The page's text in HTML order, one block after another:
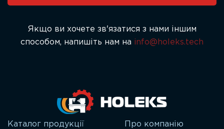
blank.
Якщо ви хочете зв'язатися з нами іншим
способом, напишіть нам на info@holeks.tech
Каталог продукції Про компанію